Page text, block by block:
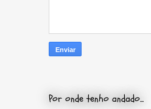
Por onde tenho andado...